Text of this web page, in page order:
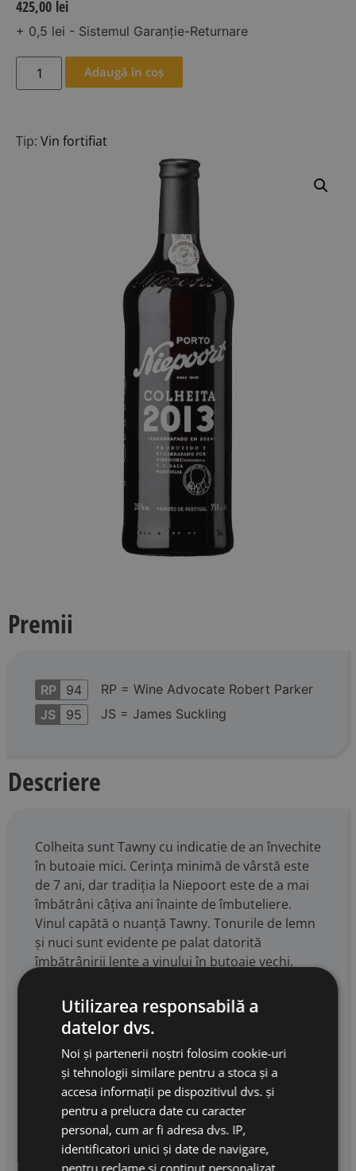
425,00 lei
+ 0,5 lei - Sistemul Garanție-Returnare
Adaugă în coș
Tip: Vin fortifiat
Premii
RP 94
RP = Wine Advocate Robert Parker
JS
95 JS = James Suckling
Descriere
Colheita sunt Tawny cu indicatie de an învechite
în butoaie mici. Cerința minimă de vârstă este
de 7 ani, dar tradiția la Niepoort este de a mai
îmbătrâni câțiva ani înainte de îmbuteliere.
Vinul capătă o nuanță Tawny. Tonurile de lemn
și nuci sunt evidente pe palat datorită
îmbătrânirii lente a vinului în butoaie vechi.
fructe uscate și cu portugheza „Leite Creme
queimado”. Ca starter, combinația cu foie gras
este impresionantă. În 2003, recolta a avut zile
foarte calde și, de asemenea, zile foarte umede.
Producția a fost mare, dar cu struguri mici care
au produs taninuri concentrate și culoare.
Strugurii supracopți și uscați au fost scoși
pentru a asigura finețea vinului. Strugurii din
Colheita din 2003 provin din podgorii cu
Utilizarea responsabilă a
datelor dvs.
Noi și partenerii noștri folosim cookie-uri
și tehnologii similare pentru a stoca și a
accesa informații pe dispozitivul dvs. și
pentru a prelucra date cu caracter
personal, cum ar fi adresa dvs. IP,
identificatori unici și date de navigare,
pentru reclame și conținut personalizat,